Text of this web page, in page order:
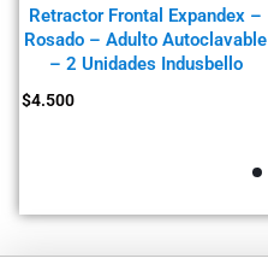
Retractor Frontal Expandex –
Rosado – Adulto Autoclavable
– 2 Unidades Indusbello
$4.500